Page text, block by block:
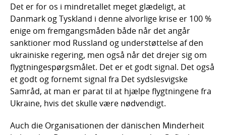
Det er for os i mindretallet meget glædeligt, at
Danmark og Tyskland i denne alvorlige krise er 100 %
enige om fremgangsmåden både når det angår
sanktioner mod Russland og understøttelse af den
ukrainiske regering, men også når det drejer sig om
flygtningespørgsmålet. Det er et godt signal. Det også
et godt og fornemt signal fra Det sydslesvigske
Samråd, at man er parat til at hjælpe flygtningene fra
Ukraine, hvis det skulle være nødvendigt.
Auch die Organisationen der dänischen Minderheit